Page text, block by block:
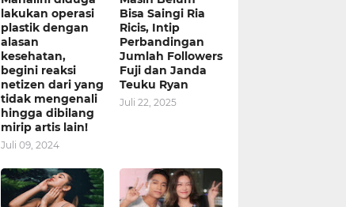
lakukan operasi
plastik dengan
alasan
kesehatan,
begini reaksi
netizen dari yang
tidak mengenali
hingga dibilang
mirip artis lain!
Juli 09, 2024
Bisa Saingi Ria
Ricis, Intip
Perbandingan
Jumlah Followers
Fuji dan Janda
Teuku Ryan
Juli 22, 2025